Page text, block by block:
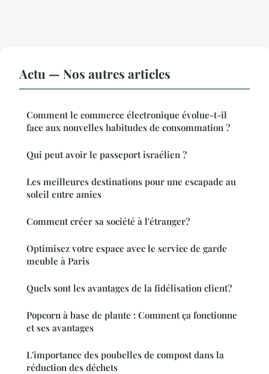
Actu — Nos autres articles
Comment le commerce électronique évolue-t-il
face aux nouvelles habitudes de consommation ?
Qui peut avoir le passeport israélien ?
Les meilleures destinations pour une escapade au
soleil entre amies
Comment créer sa société à l'étranger?
Optimisez votre espace avec le service de garde
meuble à Paris
Quels sont les avantages de la fidélisation client?
Popcorn à base de plante : Comment ça fonctionne
et ses avantages
L'importance des poubelles de compost dans la
réduction des déchets